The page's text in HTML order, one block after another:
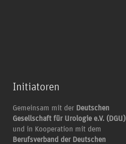
Initiatoren
Gemeinsam mit der Deutschen
Gesellschaft für Urologie e.V. (DGU)
und in Kooperation mit dem
Berufsverband der Deutschen